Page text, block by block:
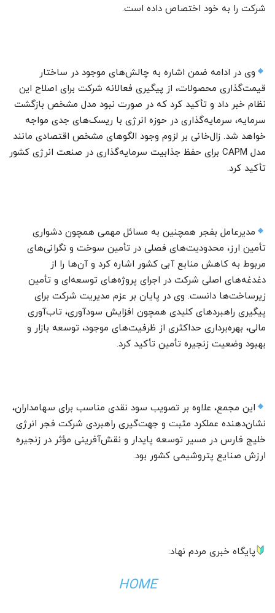
شرکت را به خود اختصاص داده است.
وی در ادامه ضمن اشاره به چالش‌های موجود در ساختار
قیمت‌گذاری محصولات، از پیگیری فعالانه شرکت برای اصلاح این
نظام خبر داد و تأکید کرد که در صورت نبود مدل مشخص بازگشت
سرمایه، سرمایه‌گذاری در حوزه انرژی با ریسک‌های جدی مواجه
خواهد شد. زال‌خانی بر لزوم وجود الگوهای مشخص اقتصادی مانند
مدل CAPM برای حفظ جذابیت سرمایه‌گذاری در صنعت انرژی کشور
تأکید کرد.
مدیرعامل بفجر همچنین به مسائل مهمی همچون دشواری
تأمین ارز، محدودیت‌های فصلی در تأمین سوخت و نگرانی‌های
مربوط به کاهش منابع آبی کشور اشاره کرد و آن‌ها را از
دغدغه‌های اصلی شرکت در اجرای پروژه‌های توسعه‌ای و تأمین
زیرساخت‌ها دانست. وی در پایان بر عزم مدیریت شرکت برای
پیگیری راهبردهای کلیدی همچون افزایش سودآوری، تاب‌آوری
مالی، بهره‌برداری حداکثری از ظرفیت‌های موجود، توسعه بازار و
بهبود وضعیت زنجیره تأمین تأکید کرد.
این مجمع، علاوه بر تصویب سود نقدی مناسب برای سهامداران،
نشان‌دهنده عملکرد مثبت و جهت‌گیری راهبردی شرکت فجر انرژی
خلیج فارس در مسیر توسعه پایدار و نقش‌آفرینی مؤثر در زنجیره
ارزش صنایع پتروشیمی کشور بود.
پایگاه خبری مردم نهاد:
HOME